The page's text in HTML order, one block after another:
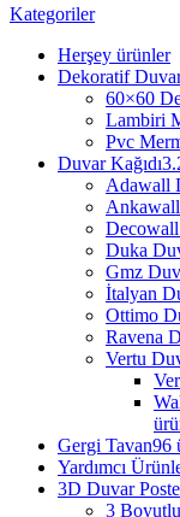
Kategoriler
Herşey ürünler
Dekoratif
60×60
Lambiri
Pvc
Duvar Kağıdı
Adawall
Ankawall
Decowall
Duka
Gmz
İtalyan
Ottimo
Ravena
Vertu
Gergi Tavan96
Yardımcı
3D Duvar
3